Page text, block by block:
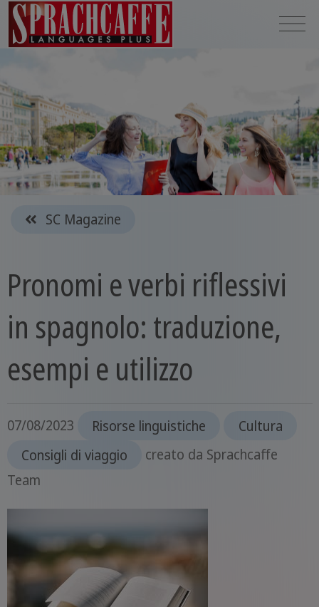
SC Magazine
Pronomi e verbi riflessivi
in spagnolo: traduzione,
esempi e utilizzo
07/08/2023 Risorse linguistiche
Cultura
Consigli di viaggio
creato da Sprachcaffe
Team